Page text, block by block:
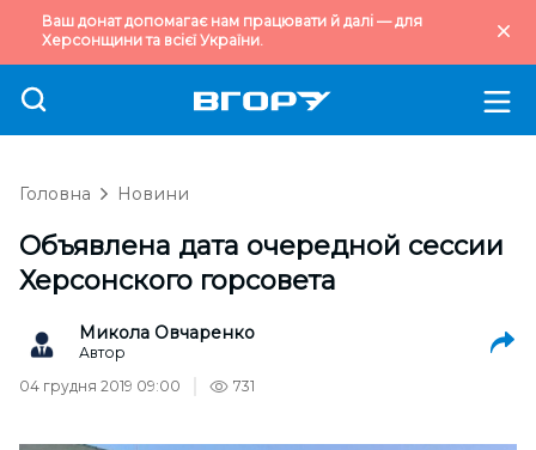
Ваш донат допомагає нам працювати й далі — для
Херсонщини та всієї України.
Головна Новини
Объявлена дата очередной сессии
Херсонского горсовета
Микола Овчаренко
Автор
04 грудня 2019 09:00
731